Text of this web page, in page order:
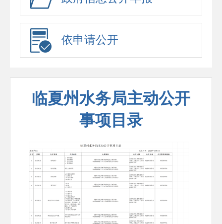
依申请公开
临夏州水务局主动公开
事项目录